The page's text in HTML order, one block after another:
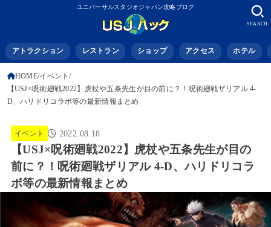
ユニバーサルスタジオジャパン攻略ブログ
アトラクション レストラン ショップ アクセス ホテル
SEARCH
HOME イベント
【USJ×呪術廻戦2022】虎杖や五条先生が目の前に？！呪術廻戦ザリアル 4-
D、ハリドリコラボ等の最新情報まとめ
イベント 2022.08.18
【USJ×呪術廻戦2022】虎杖や五条先生が目の
前に？！呪術廻戦ザリアル 4-D、ハリドリコラ
ボ等の最新情報まとめ